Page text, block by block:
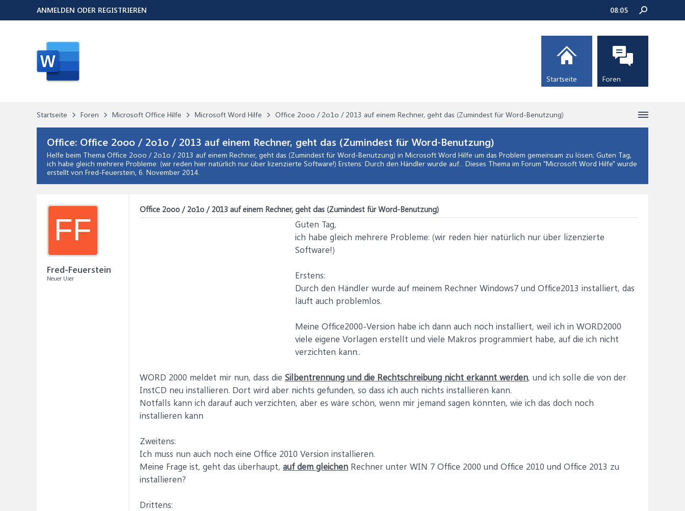
Startseite Foren Microsoft Office Hilfe Microsoft Word Hilfe Office 2ooo / 2o1o / 2013 auf einem Rechner, geht das (Zumindest für Word-Benutzung)
Office: Office 2ooo / 2o1o / 2013 auf einem Rechner, geht das (Zumindest für Word-Benutzung)
Helfe beim Thema Office 2ooo / 2o1o / 2013 auf einem Rechner, geht das (Zumindest für Word-Benutzung) in Microsoft Word Hilfe um das Problem gemeinsam zu lösen; Guten Tag,
ich habe gleich mehrere Probleme: (wir reden hier natürlich nur über lizenzierte Software!) Erstens: Durch den Händler wurde auf... Dieses Thema im Forum "Microsoft Word Hilfe" wurde
erstellt von Fred-Feuerstein, 6. November 2014.
FF
Fred-Feuerstein
Neuer User
Office 2ooo / 2o1o / 2013 auf einem Rechner, geht das (Zumindest für Word-Benutzung)
Guten Tag,
ich habe gleich mehrere Probleme: (wir reden hier natürlich nur über lizenzierte
Software!)
Erstens:
Durch den Händler wurde auf meinem Rechner Windows7 und Office2013 installiert, das
läuft auch problemlos.
Meine Office2000-Version habe ich dann auch noch installiert, weil ich in WORD2000
viele eigene Vorlagen erstellt und viele Makros programmiert habe, auf die ich nicht
verzichten kann..
WORD 2000 meldet mir nun, dass die Silbentrennung und die Rechtschreibung nicht erkannt werden, und ich solle die von der
InstCD neu installieren. Dort wird aber nichts gefunden, so dass ich auch nichts installieren kann.
Notfalls kann ich darauf auch verzichten, aber es wäre schön, wenn mir jemand sagen könnten, wie ich das doch noch
installieren kann
Zweitens:
Ich muss nun auch noch eine Office 2010 Version installieren.
Meine Frage ist, geht das überhaupt, auf dem gleichen Rechner unter WIN 7 Office 2000 und Office 2010 und Office 2013 zu
installieren?
Drittens:
ANMELDEN ODER REGISTRIEREN 08:05
Startseite Foren